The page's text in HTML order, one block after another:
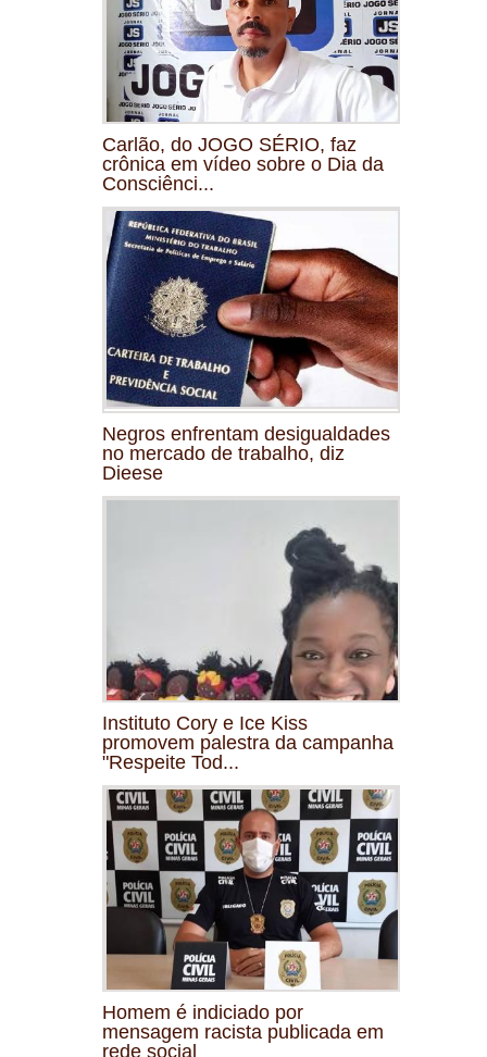
Carlão, do JOGO SÉRIO, faz
crônica em vídeo sobre o Dia da
Consciênci...
Negros enfrentam desigualdades
no mercado de trabalho, diz
Dieese
Instituto Cory e Ice Kiss
promovem palestra da campanha
"Respeite Tod...
Homem é indiciado por
mensagem racista publicada em
rede social